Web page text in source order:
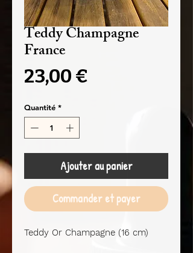
Teddy Champagne
France
23,00 €
Quantité *
Ajouter au panier
Commander et payer
Teddy Or Champagne (16 cm)